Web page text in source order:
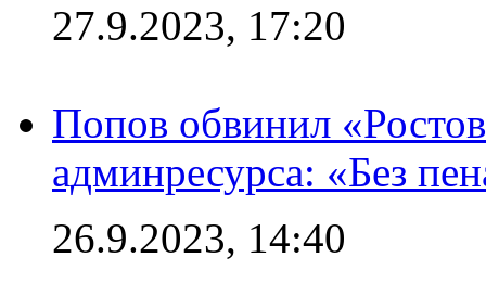
27.9.2023, 17:20
Попов обвинил
админресурса: «Без
26.9.2023, 14:40